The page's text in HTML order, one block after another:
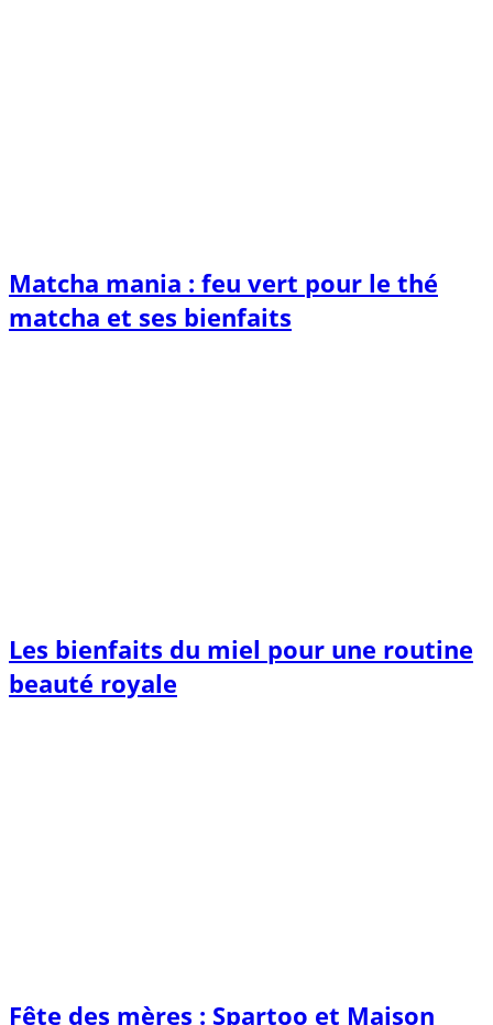
Matcha mania : feu vert pour le thé
matcha et ses bienfaits
Les bienfaits du miel pour une routine
beauté royale
Fête des mères : Spartoo et Maison